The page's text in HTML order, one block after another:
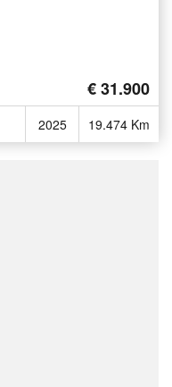
€ 31.900
2025 19.474 Km